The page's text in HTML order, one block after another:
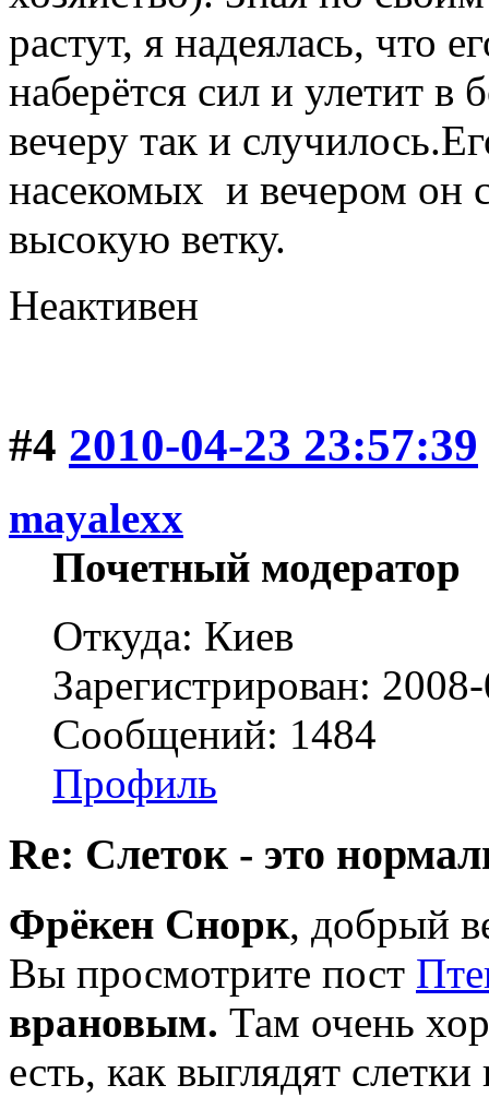
растут, я надеялась, что
наберётся сил и улетит в
вечеру так и
насекомых и вечером он
высокую ветку.
Неактивен
#4 2010-04-23 23:57:39
mayalexx
Почетный модератор
Откуда: Киев
Зарегистрирован:
Сообщений: 1484
Профиль
Re: Слеток - это
Фрёкен Снорк, добрый
Вы просмотрите пост
врановым. Там очень
есть, как выглядят